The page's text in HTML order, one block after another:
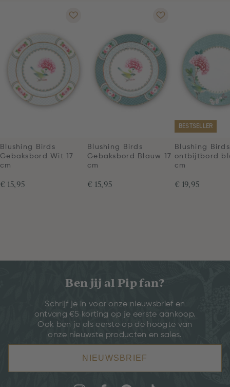
Blushing Birds
Gebaksbord Wit 17
cm
€ 15,95
Blushing Birds
Gebaksbord Blauw 17
cm
€ 15,95
BESTSELLER
Blushing Birds
ontbijtbord
cm
€ 19,95
Ben jij al Pip fan?
Schrijf je in voor onze nieuwsbrief en
ontvang €5 korting op je eerste aankoop.
Ook ben je als eerste op de hoogte van
onze nieuwste producten en sales.
NIEUWSBRIEF